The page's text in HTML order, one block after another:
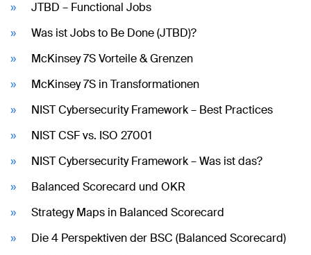
JTBD – Functional Jobs
Was ist Jobs to Be Done (JTBD)?
McKinsey 7S Vorteile & Grenzen
McKinsey 7S in Transformationen
NIST Cybersecurity Framework – Best Practices
NIST CSF vs. ISO 27001
NIST Cybersecurity Framework – Was ist das?
Balanced Scorecard und OKR
Strategy Maps in Balanced Scorecard
Die 4 Perspektiven der BSC (Balanced Scorecard)